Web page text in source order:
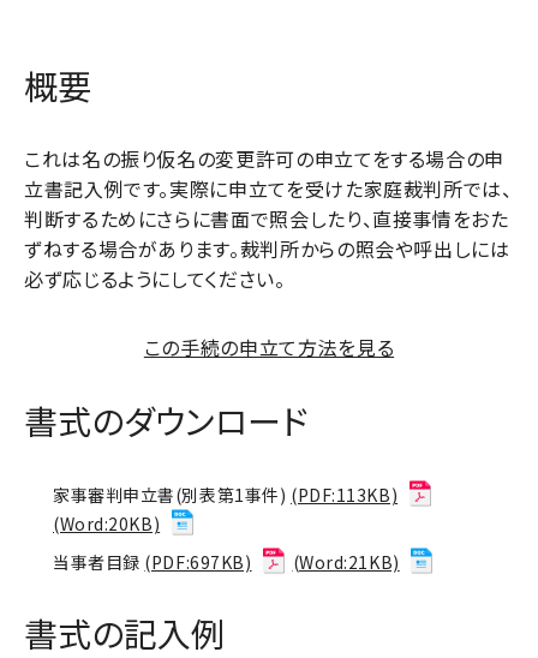
概要
これは名の振り仮名の変更許可の申立てをする場合の申
立書記入例です。実際に申立てを受けた家庭裁判所では、
判断するためにさらに書面で照会したり、直接事情をおた
ずねする場合があります。裁判所からの照会や呼出しには
必ず応じるようにしてください。
この手続の申立て方法を見る
書式のダウンロード
家事審判申立書(別表第1事件) (PDF:113KB)
(Word:20KB)
当事者目録 (PDF:697KB) (Word:21KB)
書式の記入例